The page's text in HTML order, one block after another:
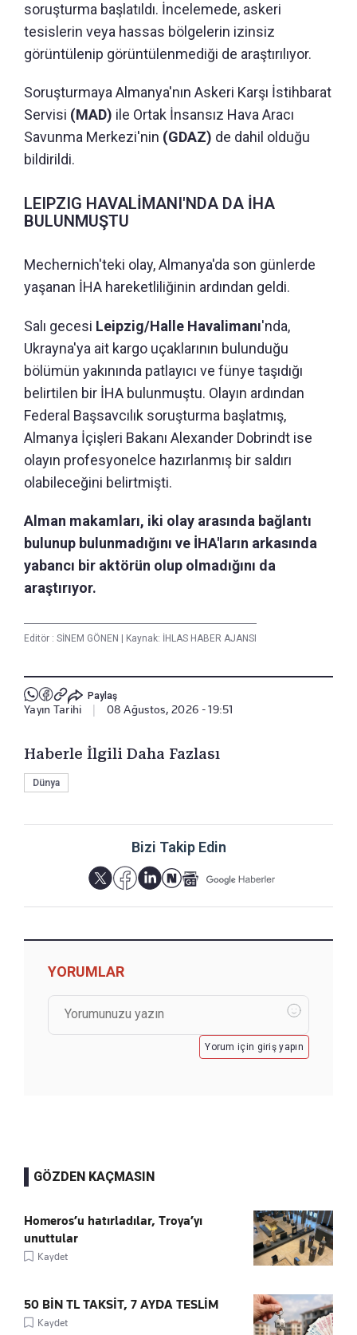
soruşturma başlatıldı. İncelemede, askeri
tesislerin veya hassas bölgelerin izinsiz
görüntülenip görüntülenmediği de araştırılıyor.
Soruşturmaya Almanya'nın Askeri Karşı İstihbarat
Servisi (MAD) ile Ortak İnsansız Hava Aracı
Savunma Merkezi'nin (GDAZ) de dahil olduğu
bildirildi.
LEIPZIG HAVALİMANI'NDA DA İHA
BULUNMUŞTU
Mechernich'teki olay, Almanya'da son günlerde
yaşanan İHA hareketliliğinin ardından geldi.
Salı gecesi Leipzig/Halle Havalimanı'nda,
Ukrayna'ya ait kargo uçaklarının bulunduğu
bölümün yakınında patlayıcı ve fünye taşıdığı
belirtilen bir İHA bulunmuştu. Olayın ardından
Federal Başsavcılık soruşturma başlatmış,
Almanya İçişleri Bakanı Alexander Dobrindt ise
olayın profesyonelce hazırlanmış bir saldırı
olabileceğini belirtmişti.
Alman makamları, iki olay arasında bağlantı
bulunup bulunmadığını ve İHA'ların arkasında
yabancı bir aktörün olup olmadığını da
araştırıyor.
Editör : SİNEM GÖNEN Kaynak: İHLAS HABER AJANSI
Paylaş
Yayın Tarihi 08 Ağustos, 2026 - 19:51
Haberle İlgili Daha Fazlası
Dünya
Bizi Takip Edin
YORUMLAR
Yorum için giriş yapın
GÖZDEN KAÇMASIN
Homeros’u hatırladılar, Troya’yı
unuttular
Kaydet
50 BİN TL TAKSİT, 7 AYDA TESLİM
Kaydet